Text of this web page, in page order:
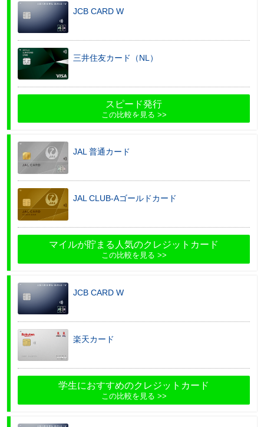
JCB CARD W
三井住友カード（NL）
スピード発行
この比較を見る
JAL 普通カード
JAL CLUB-Aゴールドカード
マイルが貯まる人気のクレジットカード
この比較を見る
JCB CARD W
楽天カード
学生におすすめのクレジットカード
この比較を見る